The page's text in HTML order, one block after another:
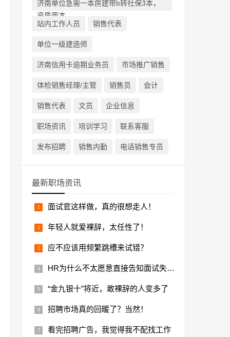
济南单位急需一本房建带b转社保3本，
资质两本
站内工作人员
销售代表
单位一级建造师
济南信用卡逾期业务员 市场推广销售
体检销售经理/主管 销售员 会计
销售代表 文员 企业信息
职场资讯 培训学习 联系客服
发布招聘 销售内勤 电话销售专员
最新职场资讯
面试官这样做，真的很想走人！
年轻人就爱裸辞，太任性了！
应不应该用频繁跳槽来试错？
HR为什么不太愿意直接告知面试失败结果？
“金九银十”将近，敢裸辞的人变多了
招聘市场真的回暖了？当然！
看完招聘广告，我觉得我不配找工作